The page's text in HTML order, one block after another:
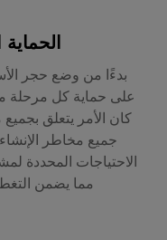
بدءًا من وضع حجر
على حماية كل مرحلة
كان الأمر يتعلق
جميع مخاطر
الاحتياجات المحددة
مما يضمن